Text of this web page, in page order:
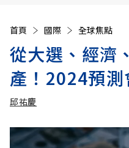
首頁 國際 全球焦點
從大選、經濟
產！2024預測
邱祐慶